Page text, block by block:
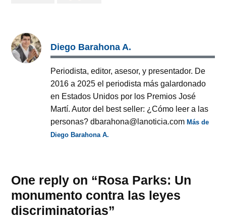
Diego Barahona A.
Periodista, editor, asesor, y presentador. De
2016 a 2025 el periodista más galardonado
en Estados Unidos por los Premios José
Martí. Autor del best seller: ¿Cómo leer a las
personas? dbarahona@lanoticia.comMás de
Diego Barahona A.
One reply on “Rosa Parks: Un
monumento contra las leyes
discriminatorias”